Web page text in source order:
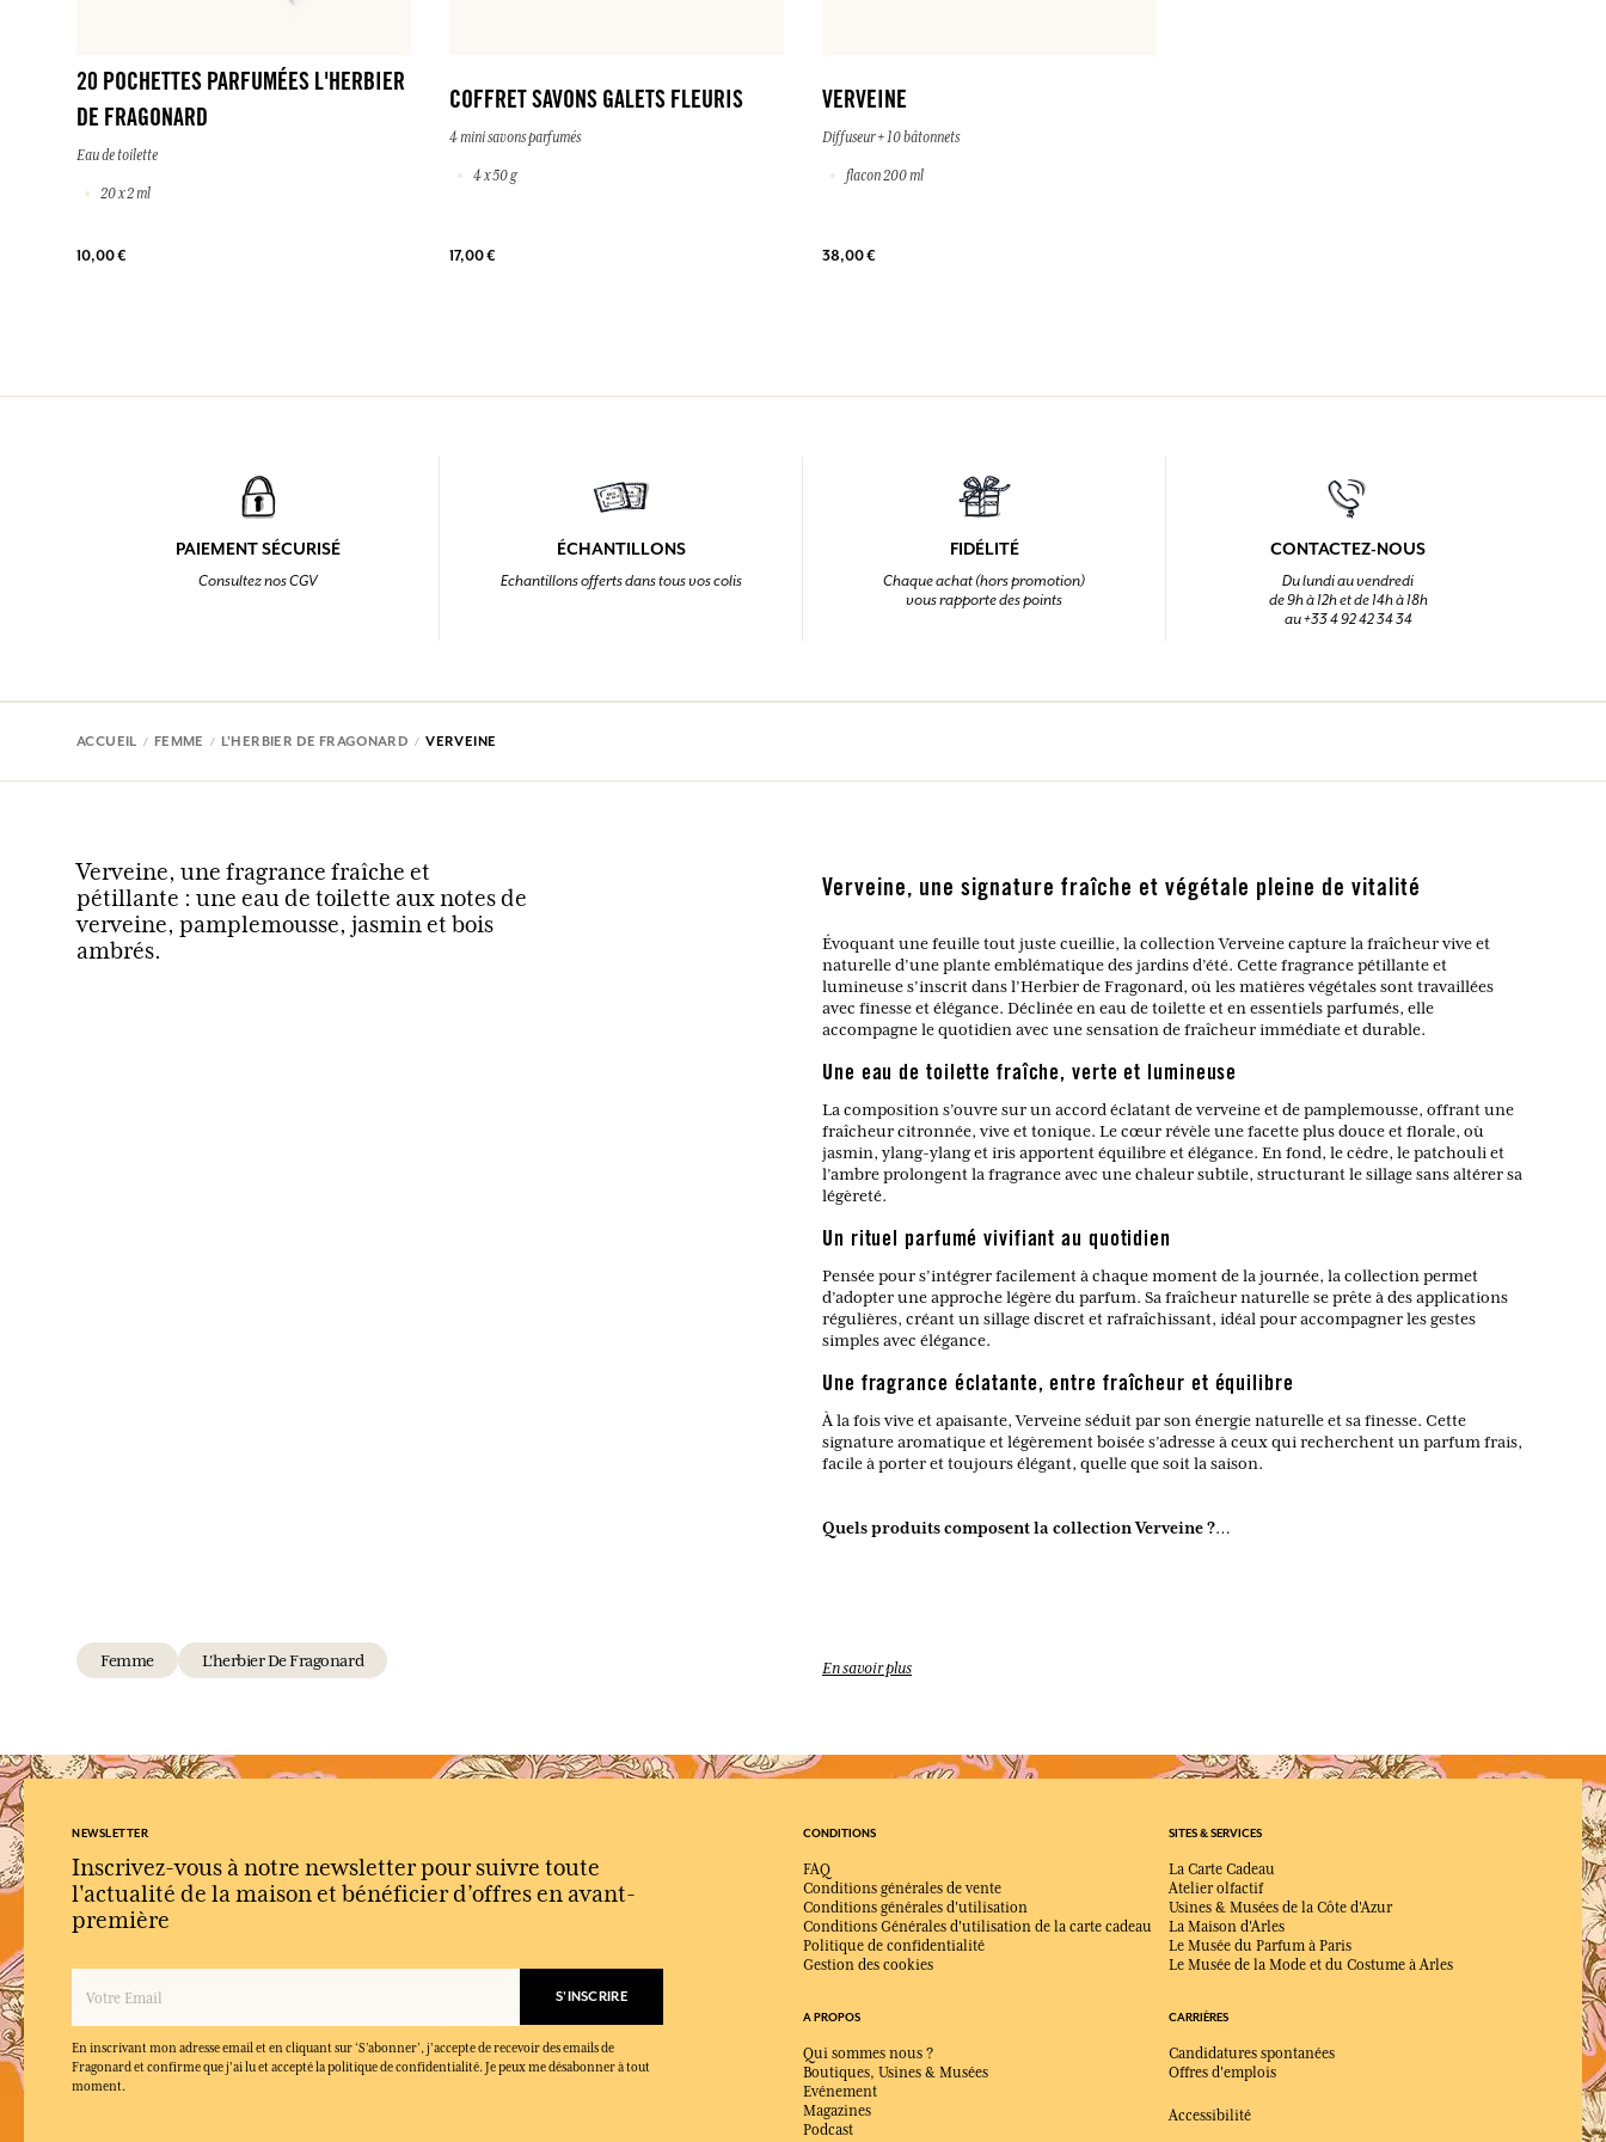
20 POCHETTES PARFUMÉES L'HERBIER
DE FRAGONARD
Eau de toilette
20 x 2 ml
10,00 €
COFFRET SAVONS GALETS FLEURIS
4 mini savons parfumés
4 x 50 g
17,00 €
VERVEINE
Diffuseur + 10 bâtonnets
flacon 200 ml
38,00 €
PAIEMENT SÉCURISÉ
Consultez nos CGV
ÉCHANTILLONS
Echantillons offerts dans tous vos colis
FIDÉLITÉ
Chaque achat (hors promotion)
vous rapporte des points
CONTACTEZ-NOUS
Du lundi au vendredi
de 9h à 12h et de 14h à 18h
au +33 4 92 42 34 34
ACCUEIL FEMME L'HERBIER DE FRAGONARD VERVEINE
Verveine, une fragrance fraîche et
pétillante : une eau de toilette aux notes de
verveine, pamplemousse, jasmin et bois
ambrés.
Verveine, une signature fraîche et végétale pleine de vitalité
Évoquant une feuille tout juste cueillie, la collection Verveine capture la fraîcheur vive et
naturelle d’une plante emblématique des jardins d’été. Cette fragrance pétillante et
lumineuse s’inscrit dans l’Herbier de Fragonard, où les matières végétales sont travaillées
avec finesse et élégance. Déclinée en eau de toilette et en essentiels parfumés, elle
accompagne le quotidien avec une sensation de fraîcheur immédiate et durable.
Une eau de toilette fraîche, verte et lumineuse
La composition s’ouvre sur un accord éclatant de verveine et de pamplemousse, offrant une
fraîcheur citronnée, vive et tonique. Le cœur révèle une facette plus douce et florale, où
jasmin, ylang-ylang et iris apportent équilibre et élégance. En fond, le cèdre, le patchouli et
l’ambre prolongent la fragrance avec une chaleur subtile, structurant le sillage sans altérer sa
légèreté.
Un rituel parfumé vivifiant au quotidien
Pensée pour s’intégrer facilement à chaque moment de la journée, la collection permet
d’adopter une approche légère du parfum. Sa fraîcheur naturelle se prête à des applications
régulières, créant un sillage discret et rafraîchissant, idéal pour accompagner les gestes
simples avec élégance.
Une fragrance éclatante, entre fraîcheur et équilibre
À la fois vive et apaisante, Verveine séduit par son énergie naturelle et sa finesse. Cette
signature aromatique et légèrement boisée s’adresse à ceux qui recherchent un parfum frais,
facile à porter et toujours élégant, quelle que soit la saison.
Quels produits composent la collection Verveine ?
Comment porter une fragrance fraîche comme la verveine ?
Elle peut être appliquée généreusement et renouvelée au fil de la journée pour conserver sa
Une impression immédiate de fraîcheur, tonique et lumineuse, idéale pour se sentir revitalisé.
En savoir plus
Femme L'herbier De Fragonard
NEWSLETTER
Inscrivez-vous à notre newsletter pour suivre toute
l'actualité de la maison et bénéficier d’offres en avant-
première
S'INSCRIRE
En inscrivant mon adresse email et en cliquant sur ‘S’abonner’, j'accepte de recevoir des emails de
Fragonard et confirme que j'ai lu et accepté la politique de confidentialité. Je peux me désabonner à tout
moment.
CONDITIONS
FAQ
Conditions générales de vente
Conditions générales d'utilisation
Conditions Générales d'utilisation de la carte cadeau
Politique de confidentialité
Gestion des cookies
SITES & SERVICES
La Carte Cadeau
Atelier olfactif
Usines & Musées de la Côte d'Azur
La Maison d'Arles
Le Musée du Parfum à Paris
Le Musée de la Mode et du Costume à Arles
A PROPOS
Qui sommes nous ?
Boutiques, Usines & Musées
Evénement
Magazines
Podcast
CARRIÈRES
Candidatures spontanées
Offres d'emplois
Accessibilité